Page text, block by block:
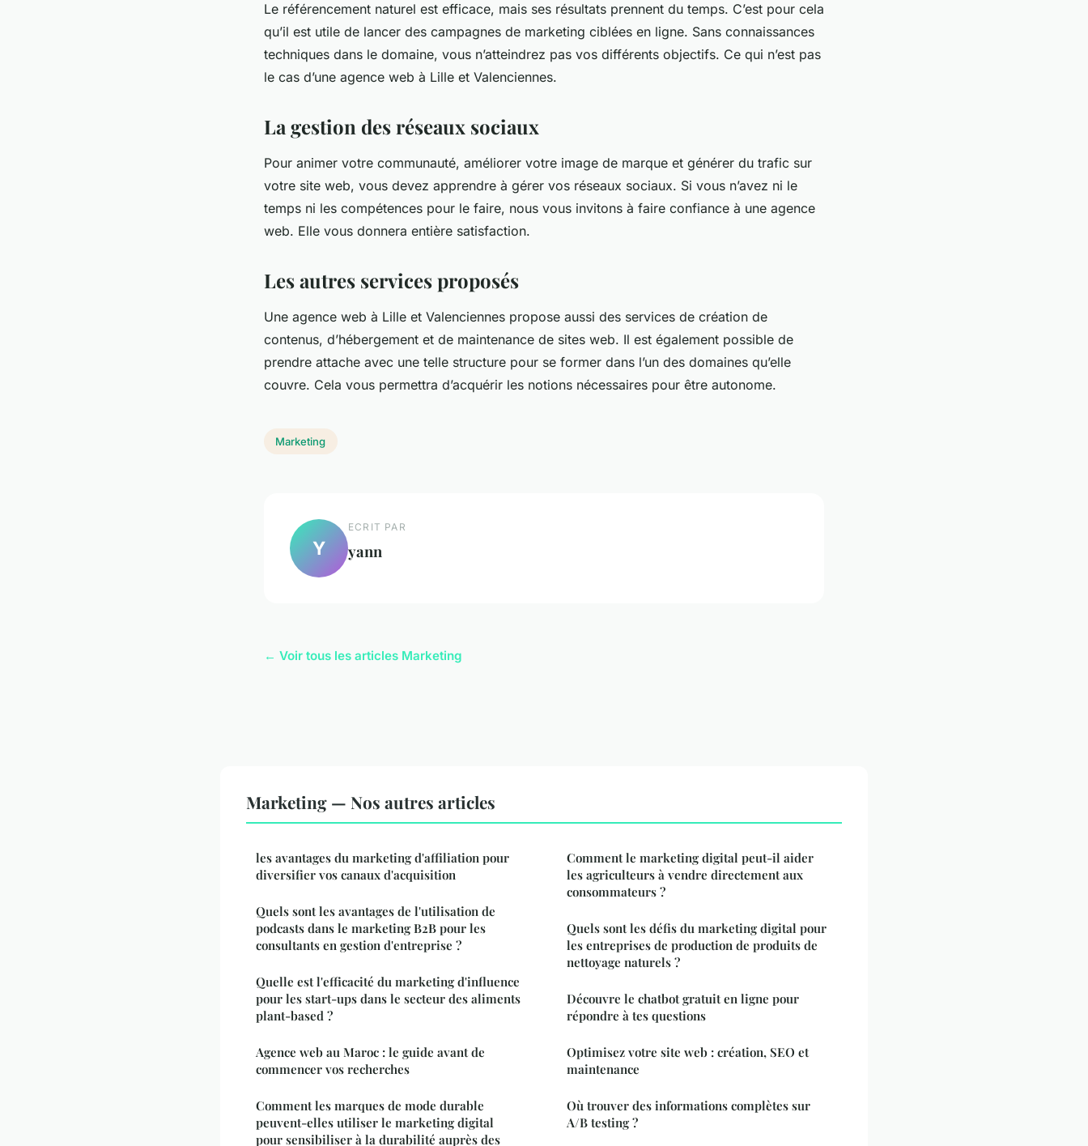
Le référencement naturel est efficace, mais ses résultats prennent du temps. C’est pour cela
qu’il est utile de lancer des campagnes de marketing ciblées en ligne. Sans connaissances
techniques dans le domaine, vous n’atteindrez pas vos différents objectifs. Ce qui n’est pas
le cas d’une agence web à Lille et Valenciennes.
La gestion des réseaux sociaux
Pour animer votre communauté, améliorer votre image de marque et générer du trafic sur
votre site web, vous devez apprendre à gérer vos réseaux sociaux. Si vous n’avez ni le
temps ni les compétences pour le faire, nous vous invitons à faire confiance à une agence
web. Elle vous donnera entière satisfaction.
Les autres services proposés
Une agence web à Lille et Valenciennes propose aussi des services de création de
contenus, d’hébergement et de maintenance de sites web. Il est également possible de
prendre attache avec une telle structure pour se former dans l’un des domaines qu’elle
couvre. Cela vous permettra d’acquérir les notions nécessaires pour être autonome.
Marketing
Y
ECRIT PAR
yann
← Voir tous les articles Marketing
Marketing — Nos autres articles
les avantages du marketing d'affiliation pour
diversifier vos canaux d'acquisition
Quels sont les avantages de l'utilisation de
podcasts dans le marketing B2B pour les
consultants en gestion d'entreprise ?
Quelle est l'efficacité du marketing d'influence
pour les start-ups dans le secteur des aliments
plant-based ?
Agence web au Maroc : le guide avant de
commencer vos recherches
Comment les marques de mode durable
peuvent-elles utiliser le marketing digital
pour sensibiliser à la durabilité auprès des
Comment le marketing digital peut-il aider
les agriculteurs à vendre directement aux
consommateurs ?
Quels sont les défis du marketing digital pour
les entreprises de production de produits de
nettoyage naturels ?
Découvre le chatbot gratuit en ligne pour
répondre à tes questions
Optimisez votre site web : création, SEO et
maintenance
Où trouver des informations complètes sur
A/B testing ?